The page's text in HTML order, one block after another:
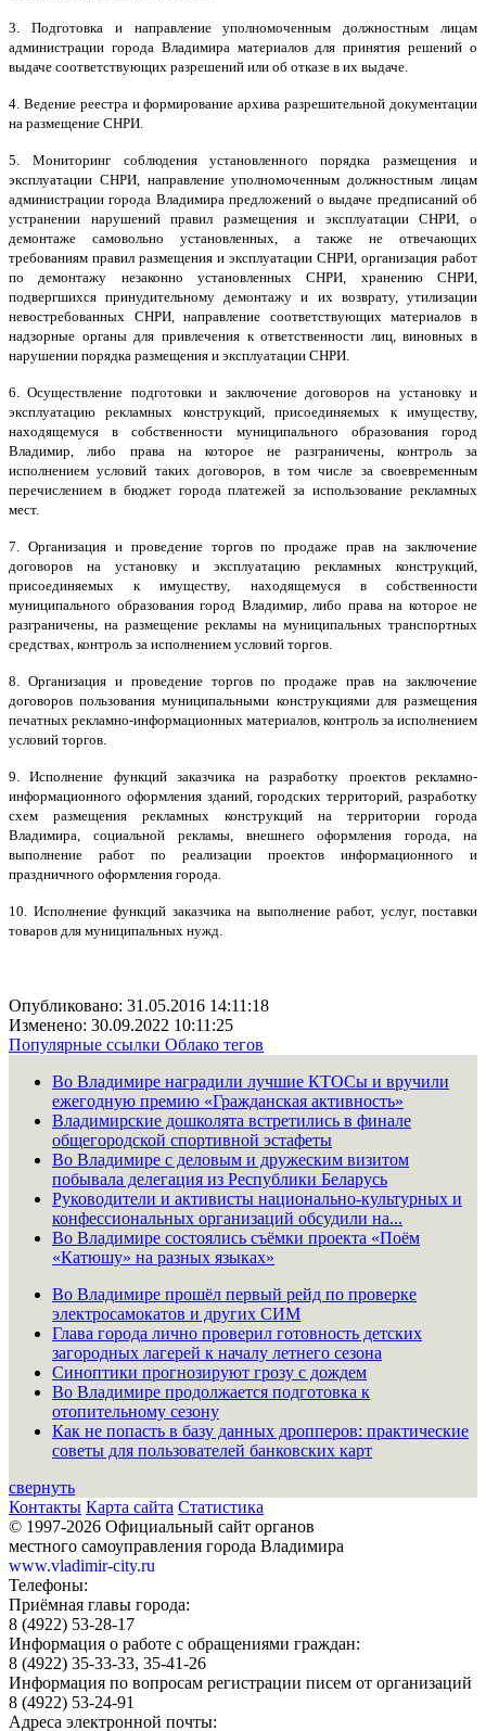
3. Подготовка и направление уполномоченным должностным лицам
администрации города Владимира материалов для принятия решений о
выдаче соответствующих разрешений или об отказе в их выдаче.
4. Ведение реестра и формирование архива разрешительной документации
на размещение СНРИ.
5. Мониторинг соблюдения установленного порядка размещения и
эксплуатации СНРИ, направление уполномоченным должностным лицам
администрации города Владимира предложений о выдаче предписаний об
устранении нарушений правил размещения и эксплуатации СНРИ, о
демонтаже самовольно установленных, а также не отвечающих
требованиям правил размещения и эксплуатации СНРИ, организация работ
по демонтажу незаконно установленных СНРИ, хранению СНРИ,
подвергшихся принудительному демонтажу и их возврату, утилизации
невостребованных СНРИ, направление соответствующих материалов в
надзорные органы для привлечения к ответственности лиц, виновных в
нарушении порядка размещения и эксплуатации СНРИ.
6. Осуществление подготовки и заключение договоров на установку и
эксплуатацию рекламных конструкций, присоединяемых к имуществу,
находящемуся в собственности муниципального образования город
Владимир, либо права на которое не разграничены, контроль за
исполнением условий таких договоров, в том числе за своевременным
перечислением в бюджет города платежей за использование рекламных
мест.
7. Организация и проведение торгов по продаже прав на заключение
договоров на установку и эксплуатацию рекламных конструкций,
присоединяемых к имуществу, находящемуся в собственности
муниципального образования город Владимир, либо права на которое не
разграничены, на размещение рекламы на муниципальных транспортных
средствах, контроль за исполнением условий торгов.
8. Организация и проведение торгов по продаже прав на заключение
договоров пользования муниципальными конструкциями для размещения
печатных рекламно-информационных материалов, контроль за исполнением
условий торгов.
9. Исполнение функций заказчика на разработку проектов рекламно-
информационного оформления зданий, городских территорий, разработку
схем размещения рекламных конструкций на территории города
Владимира, социальной рекламы, внешнего оформления города, на
выполнение работ по реализации проектов информационного и
праздничного оформления города.
10. Исполнение функций заказчика на выполнение работ, услуг, поставки
товаров для муниципальных нужд.
Опубликовано: 31.05.2016 14:11:18
Изменено: 30.09.2022 10:11:25
Популярные ссылки Облако тегов
Во Владимире наградили лучшие КТОСы и вручили
ежегодную премию «Гражданская активность»
Владимирские дошколята встретились в финале
общегородской спортивной эстафеты
Во Владимире с деловым и дружеским визитом
побывала делегация из Республики Беларусь
Руководители и активисты национально-культурных и
конфессиональных организаций обсудили на...
Во Владимире состоялись съёмки проекта «Поём
«Катюшу» на разных языках»
Во Владимире прошёл первый рейд по проверке
электросамокатов и других СИМ
Глава города лично проверил готовность детских
загородных лагерей к началу летнего сезона
Синоптики прогнозируют грозу с дождем
Во Владимире продолжается подготовка к
отопительному сезону
Как не попасть в базу данных дропперов: практические
советы для пользователей банковских карт
свернуть
Контакты Карта сайта Статистика
© 1997-2026 Официальный сайт органов
местного самоуправления города Владимира
www.vladimir-city.ru
Телефоны:
Приёмная главы города:
8 (4922) 53-28-17
Информация о работе с обращениями граждан:
8 (4922) 35-33-33, 35-41-26
Информация по вопросам регистрации писем от организаций
8 (4922) 53-24-91
Адреса электронной почты: